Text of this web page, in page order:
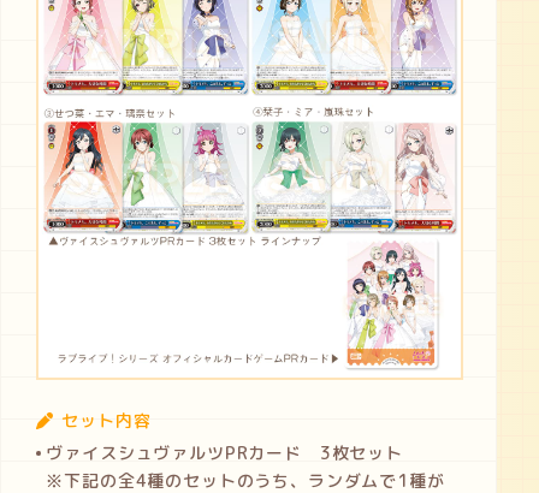
セット内容
ヴァイスシュヴァルツPRカード 3枚セット
※下記の全4種のセットのうち、ランダムで1種が